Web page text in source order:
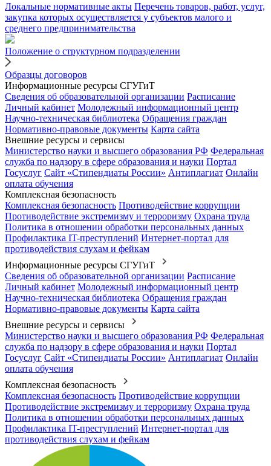
Локальные нормативные акты Перечень товаров, работ, услуг,
закупка которых осуществляется у субъектов малого и
среднего предпринимательства
Положение о структурном подразделении
Образцы договоров
Информационные ресурсы СГУГиТ
Сведения об образовательной организации Расписание
Личный кабинет Молодежный информационный центр
Научно-техническая библиотека Обращения граждан
Нормативно-правовые документы Карта сайта
Внешние ресурсы и сервисы
Министерство науки и высшего образования РФ Федеральная
служба по надзору в сфере образования и науки Портал
Госуслуг Сайт «Стипендиаты России» Антиплагиат Онлайн
оплата обучения
Комплексная безопасность
Комплексная безопасность Противодействие коррупции
Противодействие экстремизму и терроризму Охрана труда
Политика в отношении обработки персональных данных
Профилактика IT-преступлений Интернет-портал для
противодействия слухам и фейкам
Информационные ресурсы СГУГиТ
Сведения об образовательной организации Расписание
Личный кабинет Молодежный информационный центр
Научно-техническая библиотека Обращения граждан
Нормативно-правовые документы Карта сайта
Внешние ресурсы и сервисы
Министерство науки и высшего образования РФ Федеральная
служба по надзору в сфере образования и науки Портал
Госуслуг Сайт «Стипендиаты России» Антиплагиат Онлайн
оплата обучения
Комплексная безопасность
Комплексная безопасность Противодействие коррупции
Противодействие экстремизму и терроризму Охрана труда
Политика в отношении обработки персональных данных
Профилактика IT-преступлений Интернет-портал для
противодействия слухам и фейкам